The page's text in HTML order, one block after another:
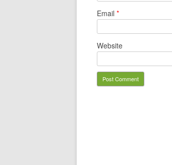
Email *
Website